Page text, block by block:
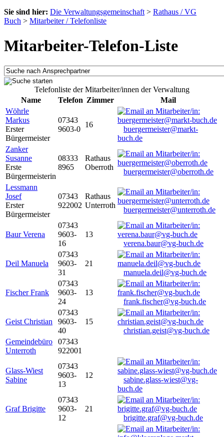
Sie sind hier: Die Verwaltungsgemeinschaft > Rathaus / VG
Buch > Mitarbeiter / Telefonliste
Mitarbeiter-Telefon-Liste
Telefonliste der Mitarbeiter/innen der Verwaltung
Name
Telefon Zimmer
Mail
Wöhrle
Markus
Erster
Bürgermeister
07343
9603-0
16
buergermeister@markt-
buch.de
Zanker
Susanne
Erste
Bürgermeisterin
08333
8965
Rathaus
Oberroth
buergermeister@oberroth.de
Lessmann
Josef
Erster
Bürgermeister
07343
922002
Rathaus
Unterroth
buergermeister@unterroth.de
Baur Verena
07343
9603-
16
13
verena.baur@vg-buch.de
Deil Manuela
07343
9603-
31
21
manuela.deil@vg-buch.de
Fischer Frank
07343
9603-
24
13
frank.fischer@vg-buch.de
Geist Christian
07343
9603-
40
15
christian.geist@vg-buch.de
Gemeindebüro
Unterroth
07343
922001
Glass-Wiest
Sabine
07343
9603-
13
12
sabine.glass-wiest@vg-
buch.de
Graf Brigitte
07343
9603-
12
21
brigitte.graf@vg-buch.de